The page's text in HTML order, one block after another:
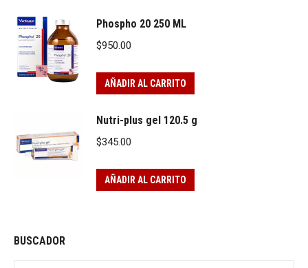
Phospho 20 250 ML
$950.00
AÑADIR AL CARRITO
Nutri-plus gel 120.5 g
$345.00
AÑADIR AL CARRITO
BUSCADOR